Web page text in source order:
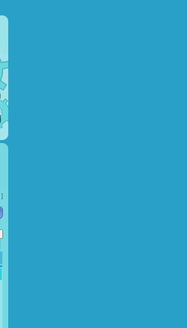
]